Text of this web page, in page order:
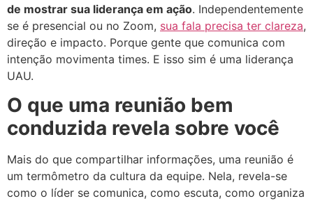
de mostrar sua liderança em ação. Independentemente
se é presencial ou no Zoom, sua fala precisa ter clareza,
direção e impacto. Porque gente que comunica com
intenção movimenta times. E isso sim é uma liderança
UAU.
O que uma reunião bem
conduzida revela sobre você
Mais do que compartilhar informações, uma reunião é
um termômetro da cultura da equipe. Nela, revela-se
como o líder se comunica, como escuta, como organiza